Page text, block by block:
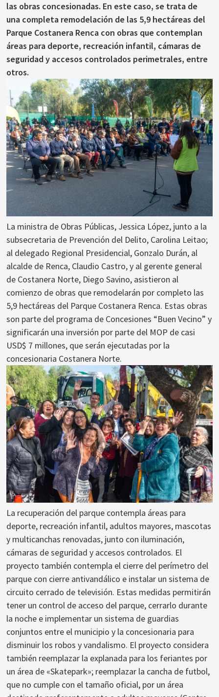
las obras concesionadas. En este caso, se trata de
una completa remodelación de las 5,9 hectáreas del
Parque Costanera Renca con obras que contemplan
áreas para deporte, recreación infantil, cámaras de
seguridad y accesos controlados perimetrales, entre
otros.
La ministra de Obras Públicas, Jessica López, junto a la
subsecretaria de Prevención del Delito, Carolina Leitao;
al delegado Regional Presidencial, Gonzalo Durán, al
alcalde de Renca, Claudio Castro, y al gerente general
de Costanera Norte, Diego Savino, asistieron al
comienzo de obras que remodelarán por completo las
5,9 hectáreas del Parque Costanera Renca. Estas obras
son parte del programa de Concesiones “Buen Vecino” y
significarán una inversión por parte del MOP de casi
USD$ 7 millones, que serán ejecutadas por la
concesionaria Costanera Norte.
La recuperación del parque contempla áreas para
deporte, recreación infantil, adultos mayores, mascotas
y multicanchas renovadas, junto con iluminación,
cámaras de seguridad y accesos controlados. El
proyecto también contempla el cierre del perímetro del
parque con cierre antivandálico e instalar un sistema de
circuito cerrado de televisión. Estas medidas permitirán
tener un control de acceso del parque, cerrarlo durante
la noche e implementar un sistema de guardias
conjuntos entre el municipio y la concesionaria para
disminuir los robos y vandalismo. El proyecto considera
también reemplazar la explanada para los feriantes por
un área de «Skatepark»; reemplazar la cancha de futbol,
que no cumple con el tamaño oficial, por un área